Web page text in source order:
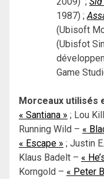
1987) ;
(Ubisoft
(Ubisfot
Game
Morceaux utilisés
« Santiana » ; Lou
Running Wild – «
« Escape » ; Justin
Klaus Badelt – «
Korngold – « Peter